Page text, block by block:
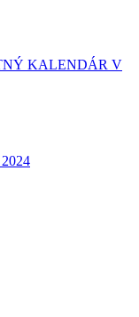
KALENDÁR V